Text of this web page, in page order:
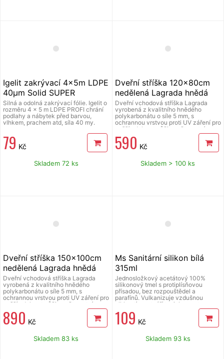
Igelit zakrývací 4x5m LDPE
40µm Solid SUPER
Silná a odolná zakrývací fólie. Igelit o
rozměru 4 x 5 m LDPE PROFI chrání
podlahy a nábytek před barvou,
vlhkem, prachem atd, síla 40 my.
79 Kč
Skladem 72 ks
Dveřní stříška 120x80cm
nedělená Lagrada hnědá
Dveřní vchodová stříška Lagrada
vyrobená z kvalitního hnědého
polykarbonátu o síle 5 mm, s
ochrannou vrstvou proti UV záření pro
vyšší odolnost vůči povětrnostním
vlivům, držáky vyrobené z tvrzeného
plastu, krajní lišty vyrobeny z hliníku s
barevným nátěrem pro zvýšení
vchodu Vašeho domova, kanceláře
nebo nad klimatizaci, tepelné
590 Kč
Skladem > 100 ks
Dveřní stříška 150x100cm
nedělená Lagrada hnědá
Dveřní vchodová stříška Lagrada
vyrobená z kvalitního hnědého
polykarbonátu o síle 5 mm, s
ochrannou vrstvou proti UV záření pro
vyšší odolnost vůči povětrnostním
vlivům, držáky vyrobené z tvrzeného
plastu, krajní lišty vyrobeny z hliníku s
barevným nátěrem pro zvýšení
vchodu Vašeho domova, kanceláře
nebo nad klimatizaci, tepelné
890 Kč
Skladem 83 ks
Ms Sanitární silikon bílá
315ml
Jednosložkový acetátový 100%
silikonový tmel s protiplísňovou
přísadou, bez rozpouštědel a
parafínů. Vulkanizuje vzdušnou
vlhkostí a vytváří typickou octovou
vůni. Odolává UV záření, má
minimální smrštění, je barevně stálý,
nelze přetírat. Vhodný zejména pro
myčky aut, výrobu oken a dveří... s
požadavky na vysokou životnost,
109 Kč
Skladem 93 ks